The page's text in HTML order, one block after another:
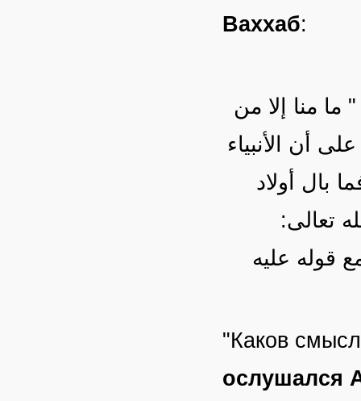
Ваххаб:
منا إلا من
والإجماع منعقد على أن الأنبياء
بال أولاد
تعالى:
، وكذلك داود مع قوله عليه
"Каков
ослушался